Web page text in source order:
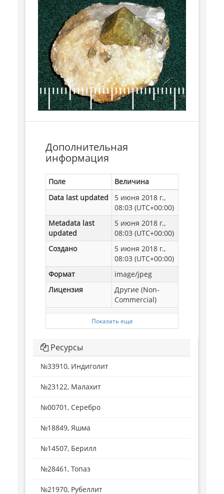
Дополнительная
информация
Поле
Величина
Data last updated
5 июня 2018 г.,
08:03 (UTC+00:00)
Metadata last
updated
5 июня 2018 г.,
08:03 (UTC+00:00)
Создано
5 июня 2018 г.,
08:03 (UTC+00:00)
Формат
image/jpeg
Лицензия
Другие (Non-
Commercial)
Показать еще
Ресурсы
№33910, Индиголит
№23122, Малахит
№00701, Серебро
№18849, Яшма
№14507, Берилл
№28461, Топаз
№21970, Рубеллит